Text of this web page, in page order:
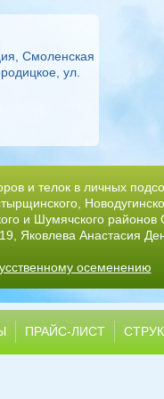
Смоленская
ул.
и телок в личных
и Шумячского
Яковлева Анастасия
осеменению
ПРАЙС-ЛИСТ